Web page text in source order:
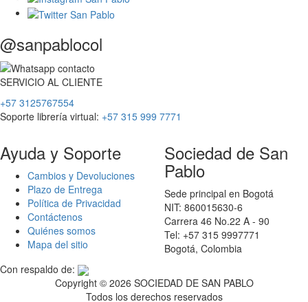
@sanpablocol
SERVICIO AL CLIENTE
+57 3125767554
Soporte librería virtual: +57 315 999 7771
Ayuda y Soporte
Cambios y Devoluciones
Plazo de Entrega
Política de Privacidad
Contáctenos
Quiénes somos
Mapa del sitio
Sociedad de San
Pablo
Sede principal en Bogotá
NIT: 860015630-6
Carrera 46 No.22 A - 90
Tel: +57 315 9997771
Bogotá, Colombia
Con respaldo de:
Copyright © 2026 SOCIEDAD DE SAN PABLO
Todos los derechos reservados